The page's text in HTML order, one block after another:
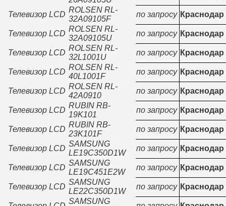
Телевизор LCD
ROLSEN RL-
32A09105F
по запросу Краснодар
Телевизор LCD
ROLSEN RL-
32A09105U
по запросу Краснодар
Телевизор LCD
ROLSEN RL-
32L1001U
по запросу Краснодар
Телевизор LCD
ROLSEN RL-
40L1001F
по запросу Краснодар
Телевизор LCD
ROLSEN RL-
42A0910
по запросу Краснодар
Телевизор LCD
RUBIN RB-
19K101
по запросу Краснодар
Телевизор LCD
RUBIN RB-
23K101F
по запросу Краснодар
Телевизор LCD
SAMSUNG
LE19C350D1W
по запросу Краснодар
Телевизор LCD
SAMSUNG
LE19C451E2W
по запросу Краснодар
Телевизор LCD
SAMSUNG
LE22C350D1W
по запросу Краснодар
SAMSUNG